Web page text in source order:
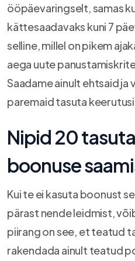
ööpäevaringselt, samas
kättesaadavaks kuni 7
selline, millel on pikem
aega uute
Saadame ainult ehtsaid ja
paremaid tasuta
Nipid 20
boonuse
Kui te ei kasuta boonust
pärast nende leidmist,
piirang on see, et teatud
rakendada ainult teatud